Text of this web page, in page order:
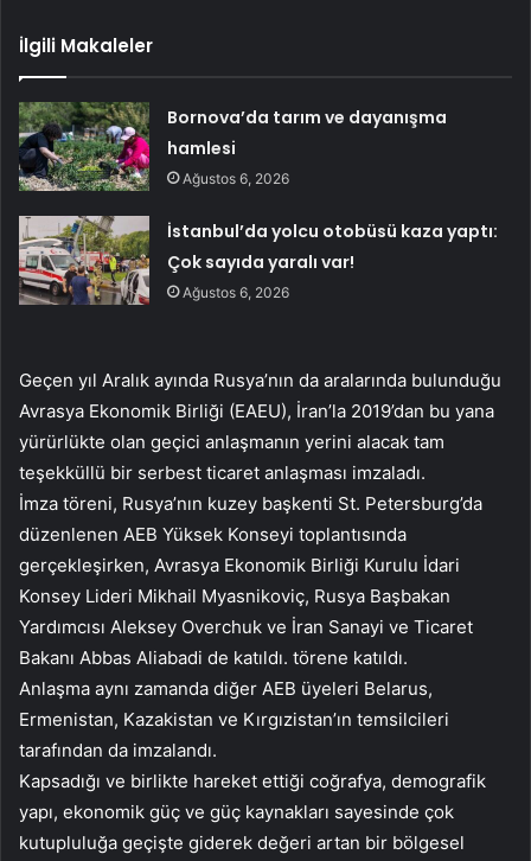
İlgili Makaleler
Bornova’da tarım ve dayanışma
hamlesi
Ağustos 6, 2026
İstanbul’da yolcu otobüsü kaza yaptı:
Çok sayıda yaralı var!
Ağustos 6, 2026
Geçen yıl Aralık ayında Rusya’nın da aralarında bulunduğu
Avrasya Ekonomik Birliği (EAEU), İran’la 2019’dan bu yana
yürürlükte olan geçici anlaşmanın yerini alacak tam
teşekküllü bir serbest ticaret anlaşması imzaladı.
İmza töreni, Rusya’nın kuzey başkenti St. Petersburg’da
düzenlenen AEB Yüksek Konseyi toplantısında
gerçekleşirken, Avrasya Ekonomik Birliği Kurulu İdari
Konsey Lideri Mikhail Myasnikoviç, Rusya Başbakan
Yardımcısı Aleksey Overchuk ve İran Sanayi ve Ticaret
Bakanı Abbas Aliabadi de katıldı. törene katıldı.
Anlaşma aynı zamanda diğer AEB üyeleri Belarus,
Ermenistan, Kazakistan ve Kırgızistan’ın temsilcileri
tarafından da imzalandı.
Kapsadığı ve birlikte hareket ettiği coğrafya, demografik
yapı, ekonomik güç ve güç kaynakları sayesinde çok
kutupluluğa geçişte giderek değeri artan bir bölgesel